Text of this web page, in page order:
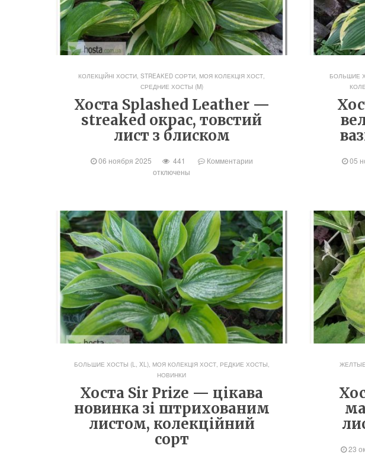
КОЛЕКЦІЙНІ ХОСТИ, STREAKED СОРТИ, МОЯ КОЛЕКЦІЯ ХОСТ,
СРЕДНИЕ ХОСТЫ (M)
Хоста Splashed Leather —
streaked окрас, товстий
лист з блиском
06 ноября 2025 441
Комментарии
отключены
БОЛЬШИЕ
05
БОЛЬШИЕ ХОСТЫ (L, XL), МОЯ КОЛЕКЦІЯ ХОСТ, РЕДКИЕ ХОСТЫ,
НОВИНКИ
Хоста Sir Prize — цікава
новинка зі штрихованим
листом, колекційний
сорт
23